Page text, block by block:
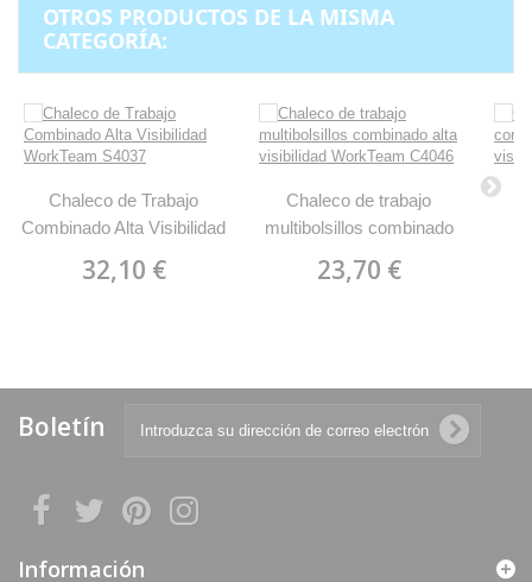
OTROS PRODUCTOS DE LA MISMA
CATEGORÍA:
Chaleco de Trabajo
Combinado Alta Visibilidad
32,10 €
Chaleco de trabajo
multibolsillos combinado
C4046
23,70 €
Boletín
Información